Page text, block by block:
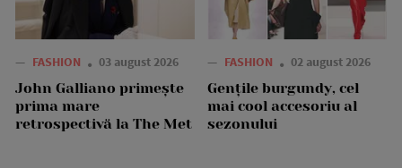
— FASHION 03 august 2026
John Galliano primește
prima mare
retrospectivă la The Met
— FASHION 02 august 2026
Gențile burgundy, cel
mai cool accesoriu al
sezonului